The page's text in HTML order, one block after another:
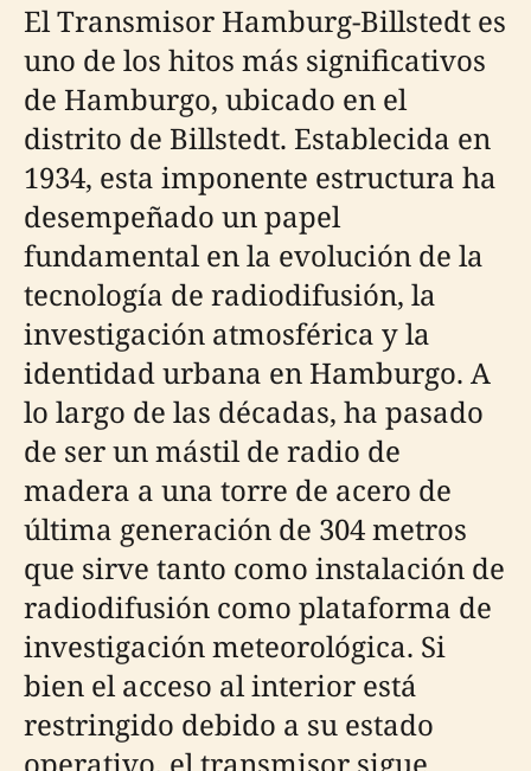
El Transmisor Hamburg-Billstedt es
uno de los hitos más significativos
de Hamburgo, ubicado en el
distrito de Billstedt. Establecida en
1934, esta imponente estructura ha
desempeñado un papel
fundamental en la evolución de la
tecnología de radiodifusión, la
investigación atmosférica y la
identidad urbana en Hamburgo. A
lo largo de las décadas, ha pasado
de ser un mástil de radio de
madera a una torre de acero de
última generación de 304 metros
que sirve tanto como instalación de
radiodifusión como plataforma de
investigación meteorológica. Si
bien el acceso al interior está
restringido debido a su estado